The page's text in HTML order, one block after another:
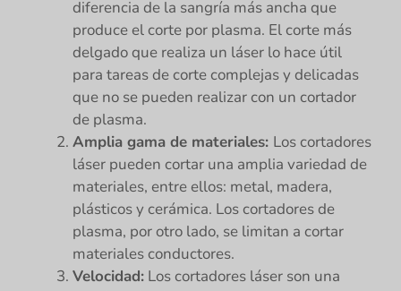
diferencia de la sangría más ancha que
produce el corte por plasma. El corte más
delgado que realiza un láser lo hace útil
para tareas de corte complejas y delicadas
que no se pueden realizar con un cortador
de plasma.
Amplia gama de materiales: Los cortadores
láser pueden cortar una amplia variedad de
materiales, entre ellos: metal, madera,
plásticos y cerámica. Los cortadores de
plasma, por otro lado, se limitan a cortar
materiales conductores.
Velocidad: Los cortadores láser son una